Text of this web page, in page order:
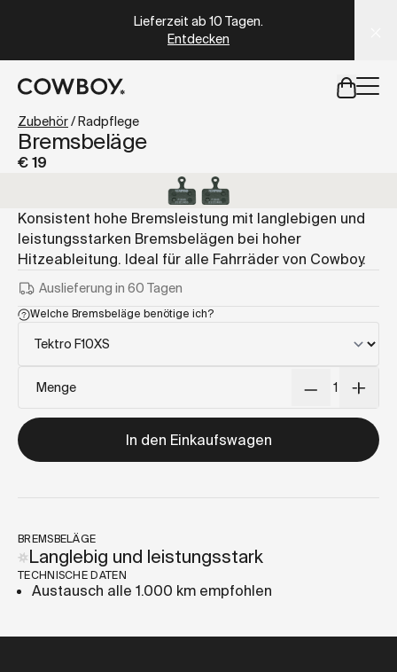
Lieferzeit ab 10 Tagen.
Entdecken
aber
abereine Probefahrt ist in deiner Nähe verfügbar
Bremsbeläge
€ 19
Konsistent hohe Bremsleistung mit langlebigen und
leistungsstarken Bremsbelägen bei hoher
Hitzeableitung. Ideal für alle Fahrräder von Cowboy.
Auslieferung in 60 Tagen
Welche Bremsbeläge benötige ich?
Menge
In den Einkaufswagen
Zubehör/Radpflege
BREMSBELÄGE
Langlebig und leistungsstark
TECHNISCHE DATEN
Austausch alle 1.000 km empfohlen